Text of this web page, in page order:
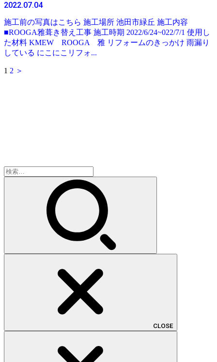
2022.07.04
施工前の写真はこちら 施工場所 池田市緑丘 施工内容
■ROOGA雅葺き替え工事 施工時期 2022/6/24~022/7/1 使用し
た材料 KMEW ROOGA 雅 リフォームのきっかけ 雨漏り
している にこにこリフォ...
1 2 ＞
検
索:
CLOSE